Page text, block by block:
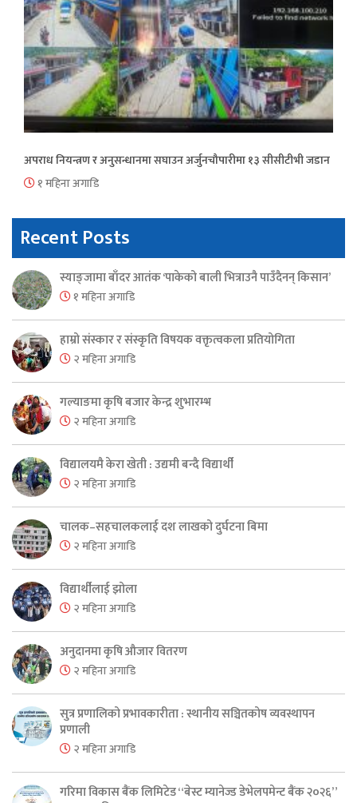
अपराध नियन्त्रण र अनुसन्धानमा सघाउन अर्जुनचौपारीमा १३ सीसीटीभी जडान
१ महिना अगाडि
Recent Posts
स्याङ्जामा बाँदर आतंक ‘पाकेको बाली भित्राउनै पाउँदैनन् किसान’
१ महिना अगाडि
हाम्रो संस्कार र संस्कृति विषयक वक्तृत्वकला प्रतियोगिता
२ महिना अगाडि
गल्याङमा कृषि बजार केन्द्र शुभारम्भ
२ महिना अगाडि
विद्यालयमै केरा खेती : उद्यमी बन्दै विद्यार्थी
२ महिना अगाडि
चालक–सहचालकलाई दश लाखको दुर्घटना बिमा
२ महिना अगाडि
विद्यार्थीलाई झोला
२ महिना अगाडि
अनुदानमा कृषि औजार वितरण
२ महिना अगाडि
सुत्र प्रणालिको प्रभावकारीता : स्थानीय सञ्चितकोष व्यवस्थापन
प्रणाली
२ महिना अगाडि
गरिमा विकास बैंक लिमिटेड “बेस्ट म्यानेज्ड डेभेलपमेन्ट बैंक २०२६”